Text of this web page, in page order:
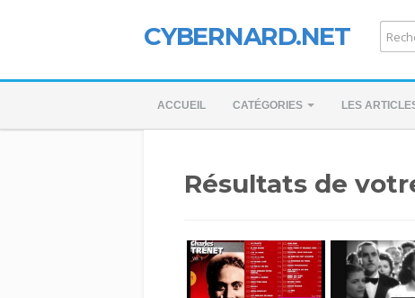
CYBERNARD.NET
ACCUEIL CATÉGORIES LES
Résultats de